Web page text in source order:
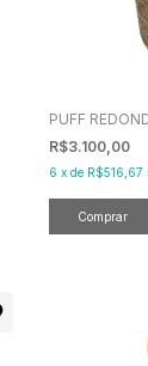
PUFF
R$3.100,00
6 x de R$516,67